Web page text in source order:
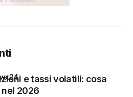
e tassi volatili: cosa
2026